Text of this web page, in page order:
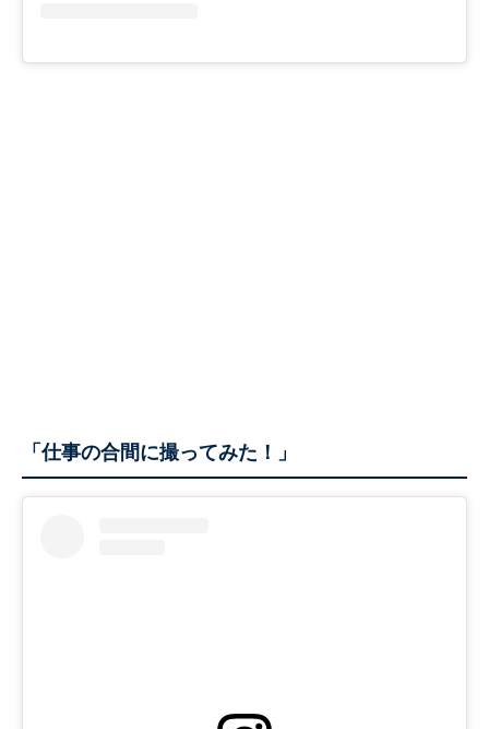
「仕事の合間に撮ってみた！」